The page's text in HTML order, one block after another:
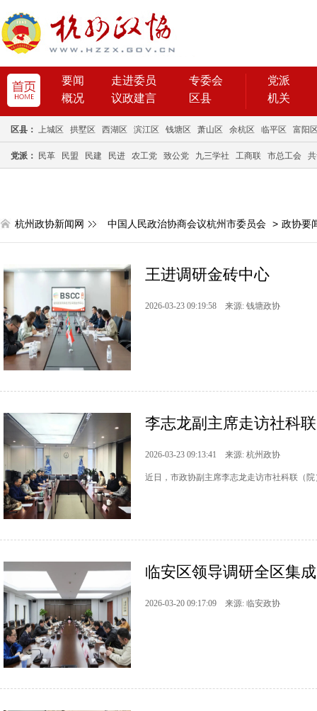
要闻 走进委员
专委会
概况
议政建言 区县
党派
机关
区县： 上城区 拱墅区 西湖区 滨江区 钱塘区 萧山区 余杭区 临平区 富阳
党派： 民革 民盟 民建 民进 农工党 致公党 九三学社 工商联 市总工会
杭州政协新闻网 中国人民政治协商会议杭州市委员会 > 政协要
王进调研金砖中心
2026-03-23 09:19:58 来源: 钱塘政协
李志龙副主席走访社科
2026-03-23 09:13:41 来源: 杭州政协
近日，市政协副主席李志龙走访市社科联（
临安区领导调研全区集
2026-03-20 09:17:09 来源: 临安政协